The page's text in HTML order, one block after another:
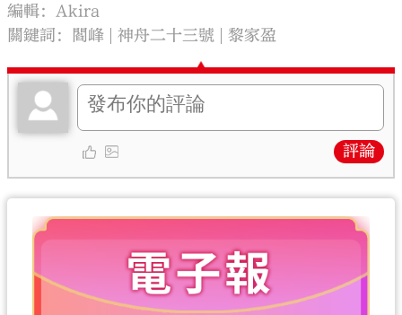
編輯：Akira
關鍵詞： 閻峰 神舟二十三號 黎家盈
評論